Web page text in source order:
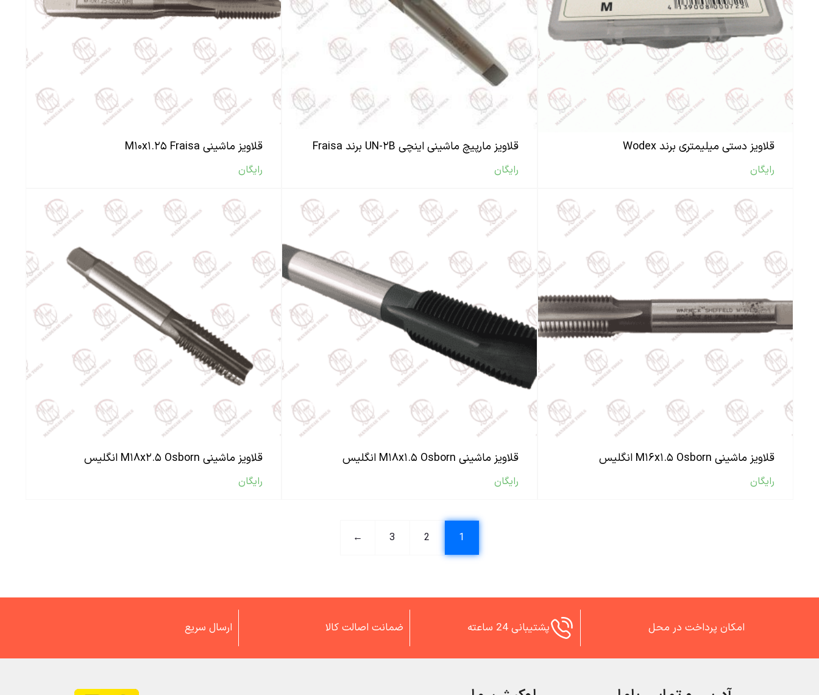
قلاویز دستی میلیمتری برند Wodex
رایگان
قلاویز مارپیچ ماشینی اینچی UN-۲B برند Fraisa
رایگان
قلاویز ماشینی M۱۰x۱.۲۵ Fraisa
رایگان
قلاویز ماشینی M۱۶x۱.۵ Osborn انگلیس
رایگان
قلاویز ماشینی M۱۸x۱.۵ Osborn انگلیس
رایگان
قلاویز ماشینی M۱۸x۲.۵ Osborn انگلیس
رایگان
1
2
3
←
امکان پرداخت در محل پشتیبانی 24 ساعته ضمانت اصالت کالا ارسال سریع